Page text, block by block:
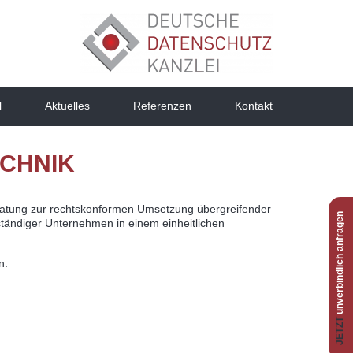
Aktuelles Referenzen Kontakt
zur rechtskonformen Umsetzung übergreifender
Unternehmen in einem einheitlichen
JETZT
unverbindlich anfragen